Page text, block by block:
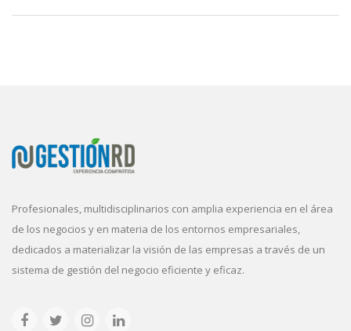
Profesionales, multidisciplinarios con amplia experiencia en el área
de los negocios y en materia de los entornos empresariales,
dedicados a materializar la visión de las empresas a través de un
sistema de gestión del negocio eficiente y eficaz.